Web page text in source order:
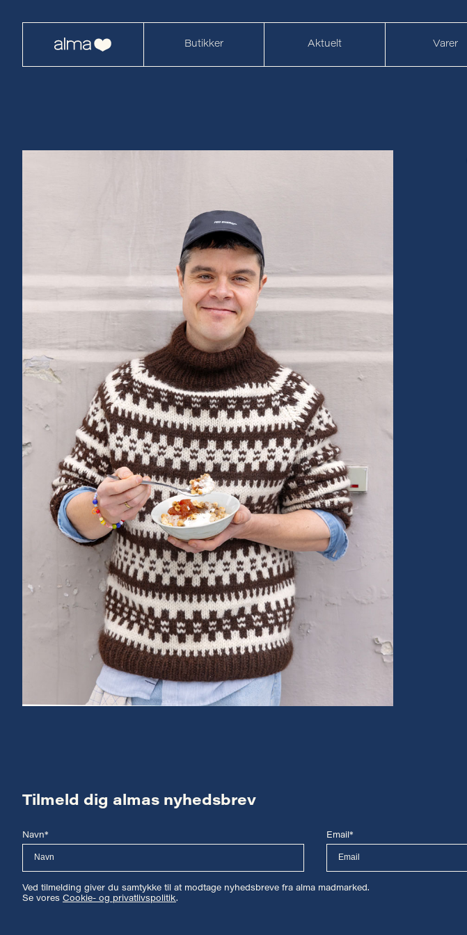
Butikker Aktuelt Varer
Tilmeld dig almas nyhedsbrev
Navn* Email*
Ved tilmelding giver du samtykke til at modtage nyhedsbreve fra alma madmarked.
Se vores Cookie- og privatlivspolitik.